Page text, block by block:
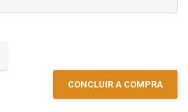
CONCLUIR A COMPRA